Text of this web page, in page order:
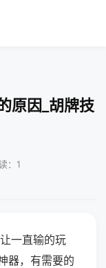
原因_胡牌技
：1
一直输的玩
器，有需要的